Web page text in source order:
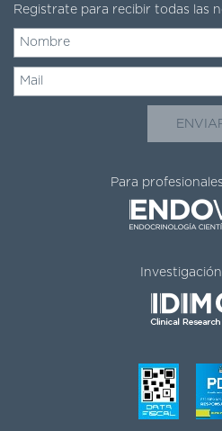
Para
Registrate para recibir todas las